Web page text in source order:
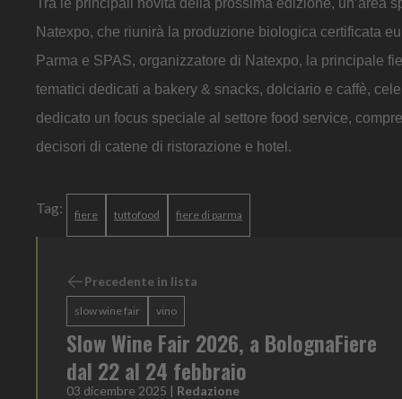
Natexpo, che riunirà la produzione biologica certificata
Parma e SPAS, organizzatore di Natexpo, la principale
tematici dedicati a bakery & snacks, dolciario e caffè,
dedicato un focus speciale al settore food service,
decisori di catene di ristorazione e hotel.
Tag: fiere tuttofood fiere di parma
Precedente in lista
slow wine fair vino
Slow Wine Fair 2026, a BolognaFiere
dal 22 al 24 febbraio
03 dicembre 2025 | Redazione